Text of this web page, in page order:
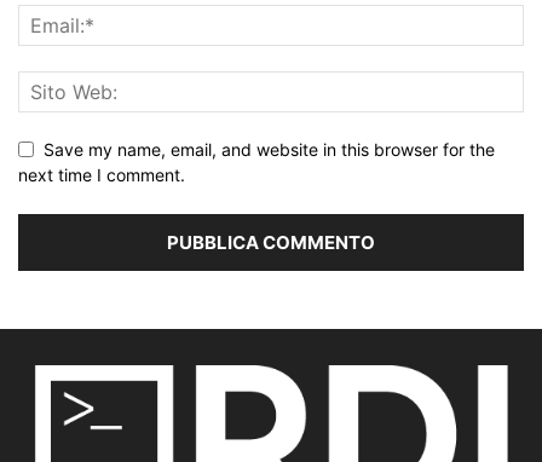
Save my name, email, and website in this browser for the
next time I comment.